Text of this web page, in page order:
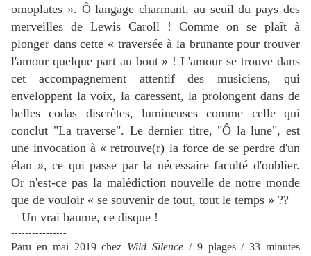
omoplates ». Ô langage charmant, au seuil du pays des
merveilles de Lewis Caroll ! Comme on se plaît à
plonger dans cette « traversée à la brunante pour trouver
l'amour quelque part au bout » ! L'amour se trouve dans
cet accompagnement attentif des musiciens, qui
enveloppent la voix, la caressent, la prolongent dans de
belles codas discrètes, lumineuses comme celle qui
conclut "La traverse". Le dernier titre, "Ô la lune", est
une invocation à « retrouve(r) la force de se perdre d'un
élan », ce qui passe par la nécessaire faculté d'oublier.
Or n'est-ce pas la malédiction nouvelle de notre monde
que de vouloir « se souvenir de tout, tout le temps » ??
Un vrai baume, ce disque !
----------------
Paru en mai 2019 chez Wild Silence / 9 plages / 33 minutes